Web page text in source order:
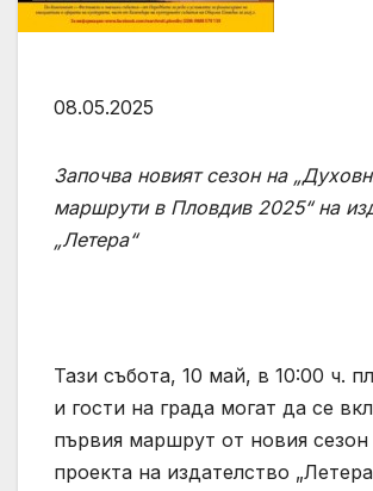
08.05.2025
Започва новият сезон на
маршрути в Пловдив 2025“ на
„Летера“
Тази събота, 10 май, в 10:00 ч.
и гости на града могат да се
първия маршрут от новия сезон
проекта на издателство